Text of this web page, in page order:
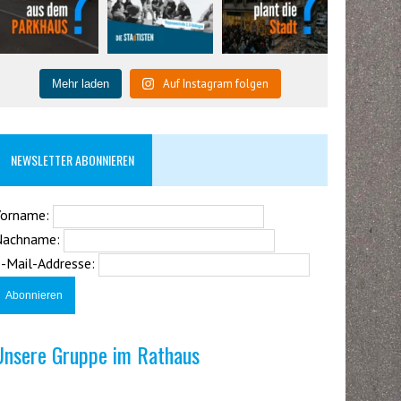
Mehr laden Auf Instagram folgen
NEWSLETTER ABONNIEREN
Mail-Addresse:
Gruppe im Rathaus